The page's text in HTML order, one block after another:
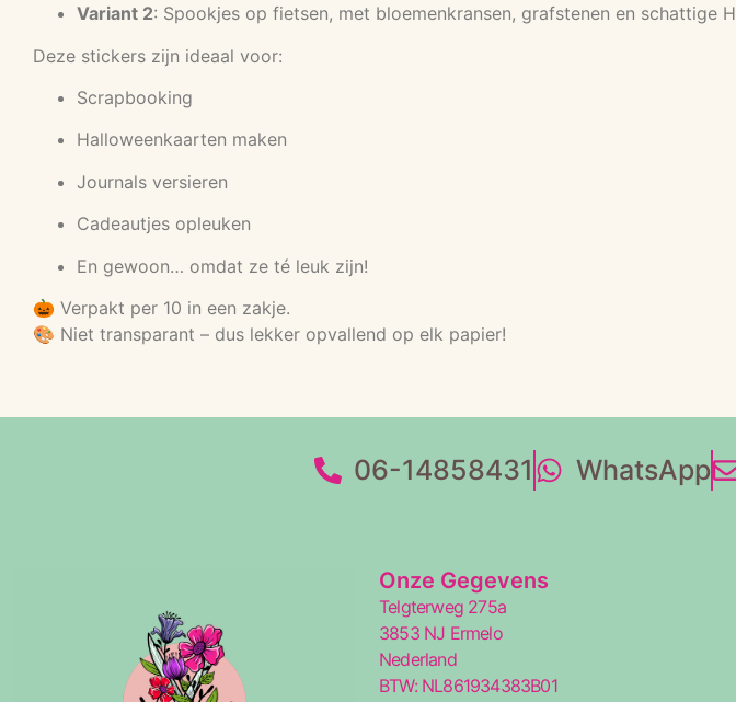
Variant 2: Spookjes op fietsen, met bloemenkransen, grafstenen en schattige
Deze stickers zijn ideaal voor:
Scrapbooking
Halloweenkaarten maken
Journals versieren
Cadeautjes opleuken
En gewoon… omdat ze té leuk zijn!
🎃 Verpakt per 10 in een zakje.
🎨 Niet transparant – dus lekker opvallend op elk papier!
06-14858431 WhatsApp
Onze Gegevens
Telgterweg 275a
3853 NJ Ermelo
Nederland
BTW: NL861934383B01